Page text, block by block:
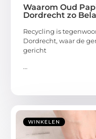
Waarom Oud
Dordrecht zo
Recycling is
Dordrecht, waar de
gericht
...
WINKELEN